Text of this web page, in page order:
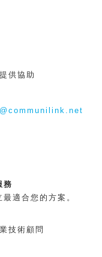
供協助
務
適合您的方案。
技術顧問